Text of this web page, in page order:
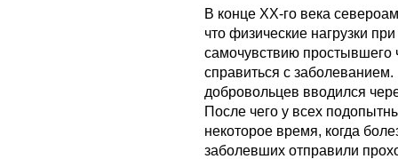
В конце ХХ-го века
что физические нагрузки
самочувствию простывшего
справиться с
добровольцев вводился
После чего у всех
некоторое время, когда
заболевших отправили